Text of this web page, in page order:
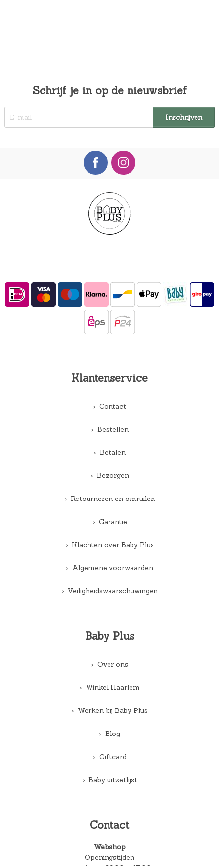
Schrijf je in op de nieuwsbrief
Klantenservice
Contact
Bestellen
Betalen
Bezorgen
Retourneren en omruilen
Garantie
Klachten over Baby Plus
Algemene voorwaarden
Veiligheidswaarschuwingen
Baby Plus
Over ons
Winkel Haarlem
Werken bij Baby Plus
Blog
Giftcard
Baby uitzetlijst
Contact
Webshop
Openingstijden